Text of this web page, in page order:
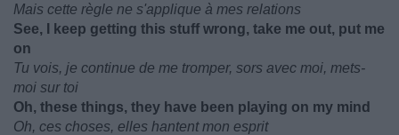
Mais cette règle ne s'applique à mes relations
See, I keep getting this stuff wrong, take me out, put me
on
Tu vois, je continue de me tromper, sors avec moi, mets-
moi sur toi
Oh, these things, they have been playing on my mind
Oh, ces choses, elles hantent mon esprit